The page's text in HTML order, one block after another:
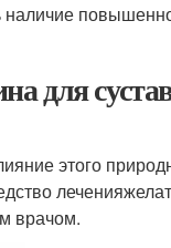
наличие
для
этого
врачом.